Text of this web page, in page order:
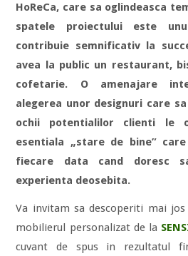
HoReCa, care sa oglindeasca
spatele proiectului este
contribuie semnificativ la
avea la public un restaurant,
cofetarie. O amenajare
alegerea unor designuri care
ochii potentialilor clienti le
esentiala „stare de bine”
fiecare data cand doresc
experienta deosebita.
Va invitam sa descoperiti mai
mobilierul personalizat de la
cuvant de spus in rezultatul